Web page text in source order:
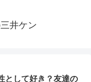
井ケン
として好き？友達の